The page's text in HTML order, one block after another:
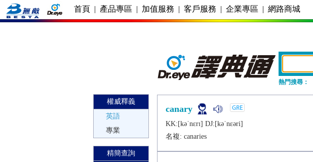
首頁 | 產品專區 | 加值服務 | 客戶服務 | 企業專區 | 網路商城
熱門搜尋：
權威釋義
英語
專業
精簡查詢
canary
KK:[kǝˈnɛrɪ] DJ:[kǝˈnɛǝri]
名複: canaries